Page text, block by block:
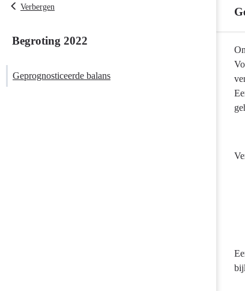
Verbergen
Begroting 2022
Geprognosticeerde balans
Terug